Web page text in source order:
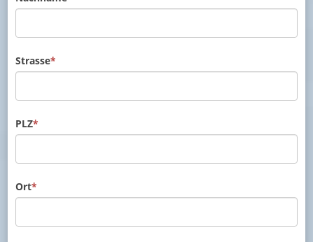
Strasse*
PLZ*
Ort*